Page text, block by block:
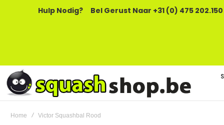
Hulp Nodig? Bel Gerust Naar +31 (0) 475
Home Victor Squashbal Rood